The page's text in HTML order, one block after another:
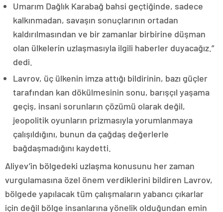
Umarım Dağlık Karabağ bahsi geçtiğinde, sadece
kalkınmadan, savaşın sonuçlarının ortadan
kaldırılmasından ve bir zamanlar birbirine düşman
olan ülkelerin uzlaşmasıyla ilgili haberler duyacağız.”
dedi.
Lavrov, üç ülkenin imza attığı bildirinin, bazı güçler
tarafından kan dökülmesinin sonu, barışçıl yaşama
geçiş, insani sorunların çözümü olarak değil,
jeopolitik oyunların prizmasıyla yorumlanmaya
çalışıldığını, bunun da çağdaş değerlerle
bağdaşmadığını kaydetti.
Aliyev’in bölgedeki uzlaşma konusunu her zaman
vurgulamasına özel önem verdiklerini bildiren Lavrov,
bölgede yapılacak tüm çalışmaların yabancı çıkarlar
için değil bölge insanlarına yönelik olduğundan emin